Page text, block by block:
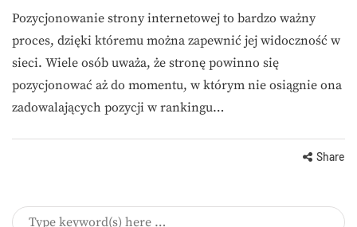
Pozycjonowanie strony internetowej to bardzo ważny
proces, dzięki któremu można zapewnić jej widoczność w
sieci. Wiele osób uważa, że stronę powinno się
pozycjonować aż do momentu, w którym nie osiągnie ona
zadowalających pozycji w rankingu…
Share